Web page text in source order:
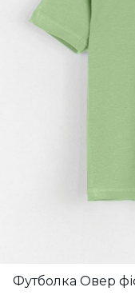
Футболка Овер